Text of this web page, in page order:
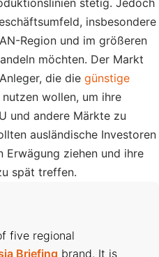
stetig. Jedoch
insbesondere
Region und im größeren
möchten. Der Markt
die die günstige
nutzen wollen, um ihre
und andere Märkte zu
ausländische Investoren
Erwägung ziehen und ihre
spät treffen.
five regional
Briefing brand. It is